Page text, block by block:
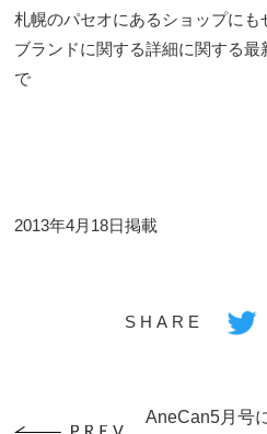
札幌のパセオにあるショップにも
ブランドに関する詳細に関する最
で
2013年4月18日掲載
SHARE
AneCan5月号